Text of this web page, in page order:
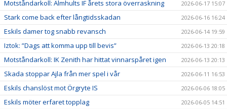
Motståndarkoll: Älmhults IF årets stora överraskning 2026-06-17 15:07
Stark come back efter långtidsskadan 2026-06-16 16:24
Eskils damer tog snabb revansch 2026-06-14 19:59
Iztok: ”Dags att komma upp till bevis” 2026-06-13 20:18
Motståndarkoll: IK Zenith har hittat vinnarspåret igen 2026-06-13 20:13
Skada stoppar Ajla från mer spel i vår 2026-06-11 16:53
Eskils chanslöst mot Örgryte IS 2026-06-06 18:05
Eskils möter erfaret topplag 2026-06-05 14:51